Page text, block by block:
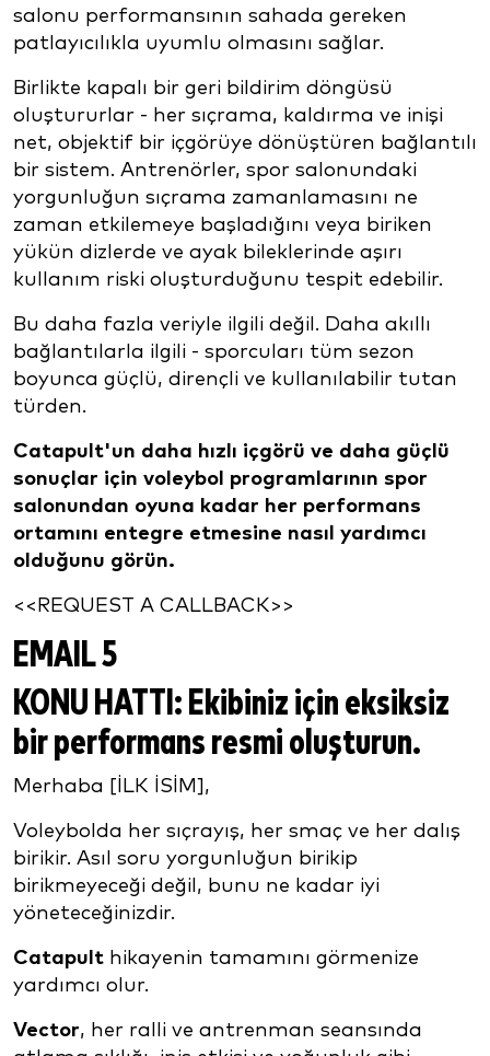
salonu performansının sahada gereken
patlayıcılıkla uyumlu olmasını sağlar.
Birlikte kapalı bir geri bildirim döngüsü
oluştururlar - her sıçrama, kaldırma ve inişi
net, objektif bir içgörüye dönüştüren bağlantılı
bir sistem. Antrenörler, spor salonundaki
yorgunluğun sıçrama zamanlamasını ne
zaman etkilemeye başladığını veya biriken
yükün dizlerde ve ayak bileklerinde aşırı
kullanım riski oluşturduğunu tespit edebilir.
Bu daha fazla veriyle ilgili değil. Daha akıllı
bağlantılarla ilgili - sporcuları tüm sezon
boyunca güçlü, dirençli ve kullanılabilir tutan
türden.
Catapult'un daha hızlı içgörü ve daha güçlü
sonuçlar için voleybol programlarının spor
salonundan oyuna kadar her performans
ortamını entegre etmesine nasıl yardımcı
olduğunu görün.
<<REQUEST A CALLBACK>>
EMAIL 5
KONU HATTI: Ekibiniz için eksiksiz
bir performans resmi oluşturun.
Merhaba [İLK İSİM],
Voleybolda her sıçrayış, her smaç ve her dalış
birikir. Asıl soru yorgunluğun birikip
birikmeyeceği değil, bunu ne kadar iyi
yöneteceğinizdir.
Catapult hikayenin tamamını görmenize
yardımcı olur.
Vector, her ralli ve antrenman seansında